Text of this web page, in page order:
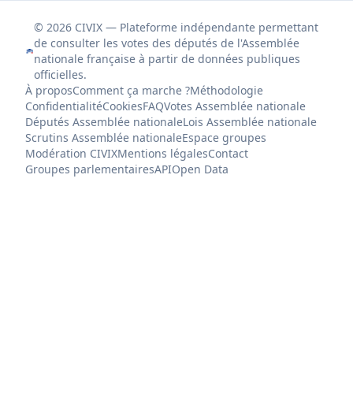
© 2026 CIVIX — Plateforme indépendante permettant
de consulter les votes des députés de l'Assemblée
nationale française à partir de données publiques
officielles.
À proposComment ça marche ?Méthodologie
ConfidentialitéCookiesFAQVotes Assemblée nationale
Députés Assemblée nationaleLois Assemblée nationale
Scrutins Assemblée nationaleEspace groupes
Modération CIVIXMentions légalesContact
Groupes parlementairesAPIOpen Data